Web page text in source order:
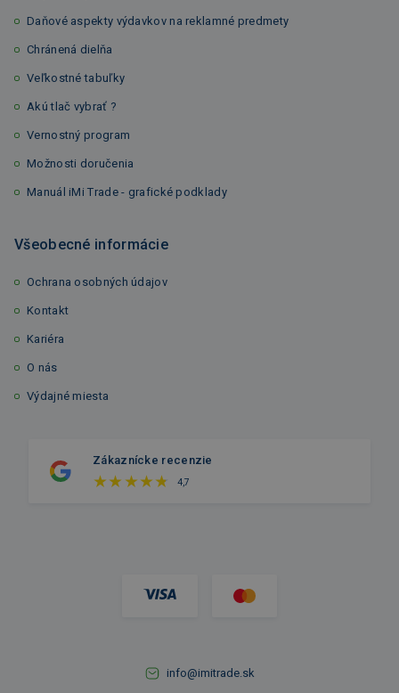
Daňové aspekty výdavkov na reklamné predmety
Chránená dielňa
Veľkostné tabuľky
Akú tlač vybrať ?
Vernostný program
Možnosti doručenia
Manuál iMi Trade - grafické podklady
Všeobecné informácie
Ochrana osobných údajov
Kontakt
Kariéra
O nás
Výdajné miesta
Zákaznícke recenzie
4,7
info@imitrade.sk